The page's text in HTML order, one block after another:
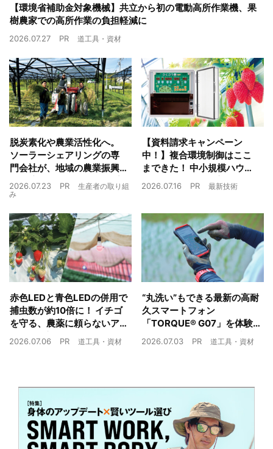
【環境省補助金対象機械】共立から初の電動高所作業機、果
樹農家での高所作業の負担軽減に
2026.07.27 PR 道工具・資材
脱炭素化や農業活性化へ。
ソーラーシェアリングの専
門会社が、地域の農業振興
や経済循環をワンストップ
でサポート
2026.07.23 PR
生産者の取り組
み
【資料請求キャンペーン
中！】複合環境制御はここ
まできた！ 中小規模ハウス
でも検討しやすい高コスパ
複合環境制御装置が誕生
2026.07.16 PR 最新技術
赤色LEDと青色LEDの併用で
捕虫数が約10倍に！ イチゴ
を守る、農薬に頼らないア
ザミウマ対策
2026.07.06 PR 道工具・資材
“丸洗い”もできる最新の高耐
久スマートフォン
「TORQUE® G07」を体験
農業現場の“スマホの弱点”を
2026.07.03 PR 道工具・資材